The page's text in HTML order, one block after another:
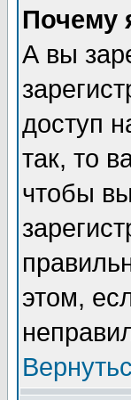
Почему
А вы
доступ
так, то
чтобы
этом,